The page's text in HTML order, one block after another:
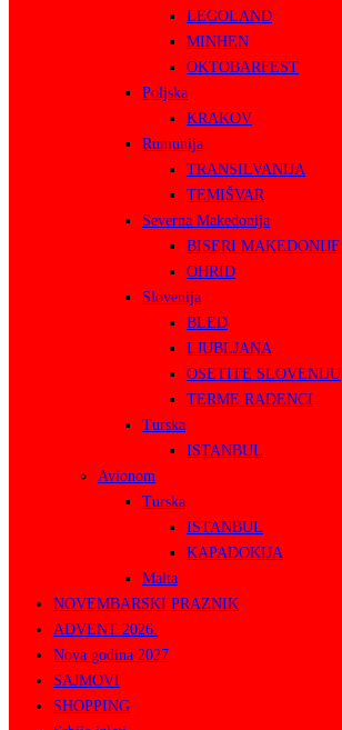
LEGOLAND
MINHEN
OKTOBARFEST
Poljska
KRAKOV
Rumunija
TRANSILVANIJA
TEMIŠVAR
Severna Makedonija
BISERI MAKEDONIJE
OHRID
Slovenija
BLED
LJUBLJANA
OSETITE SLOVENIJU
TERME RADENCI
Turska
ISTANBUL
Avionom
Turska
ISTANBUL
KAPADOKIJA
Malta
NOVEMBARSKI PRAZNIK
ADVENT 2026.
Nova godina 2027
SAJMOVI
SHOPPING